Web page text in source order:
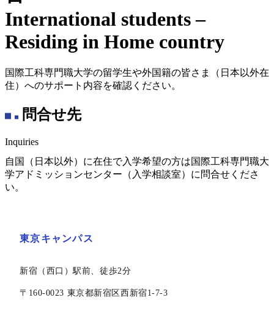
International students –
Residing in Home country
国際工科専門職大学の留学生や外国籍の皆さま（日本以外在
住）へのサポート内容を確認ください。
問合せ先
Inquiries
自国（日本以外）に在住で入学希望の方は国際工科専門職大
学アドミッションセンター（入学相談室）に問合せくださ
い。
東京キャンパス
新宿（西口）駅前、徒歩2分
〒160-0023 東京都新宿区西新宿1-7-3